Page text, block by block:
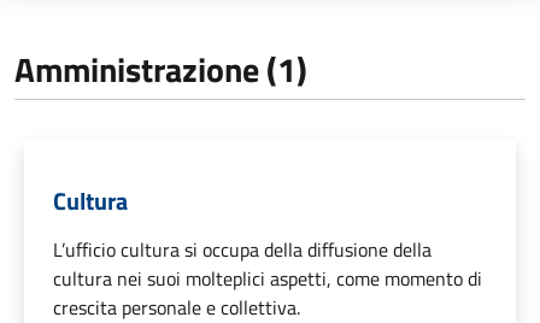
Amministrazione (1)
Cultura
L’ufficio cultura si occupa della diffusione della
cultura nei suoi molteplici aspetti, come momento di
crescita personale e collettiva.